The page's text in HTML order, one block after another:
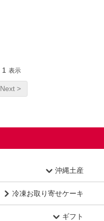
1 表示
Next >
沖縄土産
冷凍お取り寄せケーキ
ギフト